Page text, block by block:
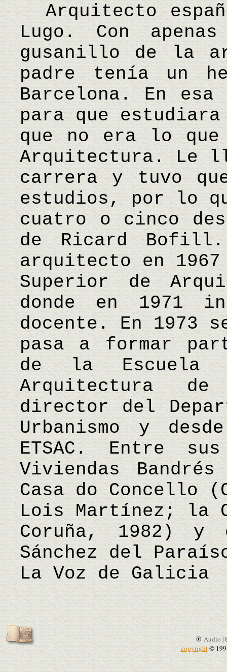
Arquitecto
Lugo. Con
gusanillo de la
padre tenía un
Barcelona. En
para que
que no era lo que
Arquitectura. Le
carrera y tuvo
estudios, por lo
cuatro o cinco
de Ricard
arquitecto en
Superior de
donde en 1971
docente. En 1973
pasa a formar
de la Escuela
Arquitectura
director del
Urbanismo y
ETSAC. Entre
Viviendas
Casa do Concello
Lois Martínez; la
Coruña, 1982) y
Sánchez del
La Voz de Galicia
Audio |
copyright©